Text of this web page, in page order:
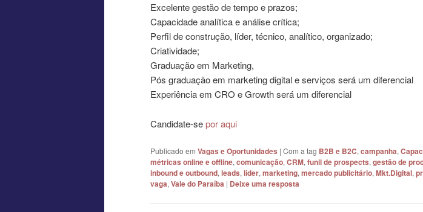
Excelente gestão de tempo e prazos;
Capacidade analítica e análise crítica;
Perfil de construção, líder, técnico, analítico, organizado;
Criatividade;
Graduação em Marketing,
Pós graduação em marketing digital e serviços será um diferencial
Experiência em CRO e Growth será um diferencial
Candidate-sepor aqui
Publicado em Vagas e Oportunidades | Com a tag B2B e B2C, campanha,
métricas online e offline, comunicação, CRM, funil de prospects, gestão de
inbound e outbound, leads, líder, marketing, mercado publicitário, Mkt.Digital,
vaga, Vale do Paraíba | Deixe uma resposta